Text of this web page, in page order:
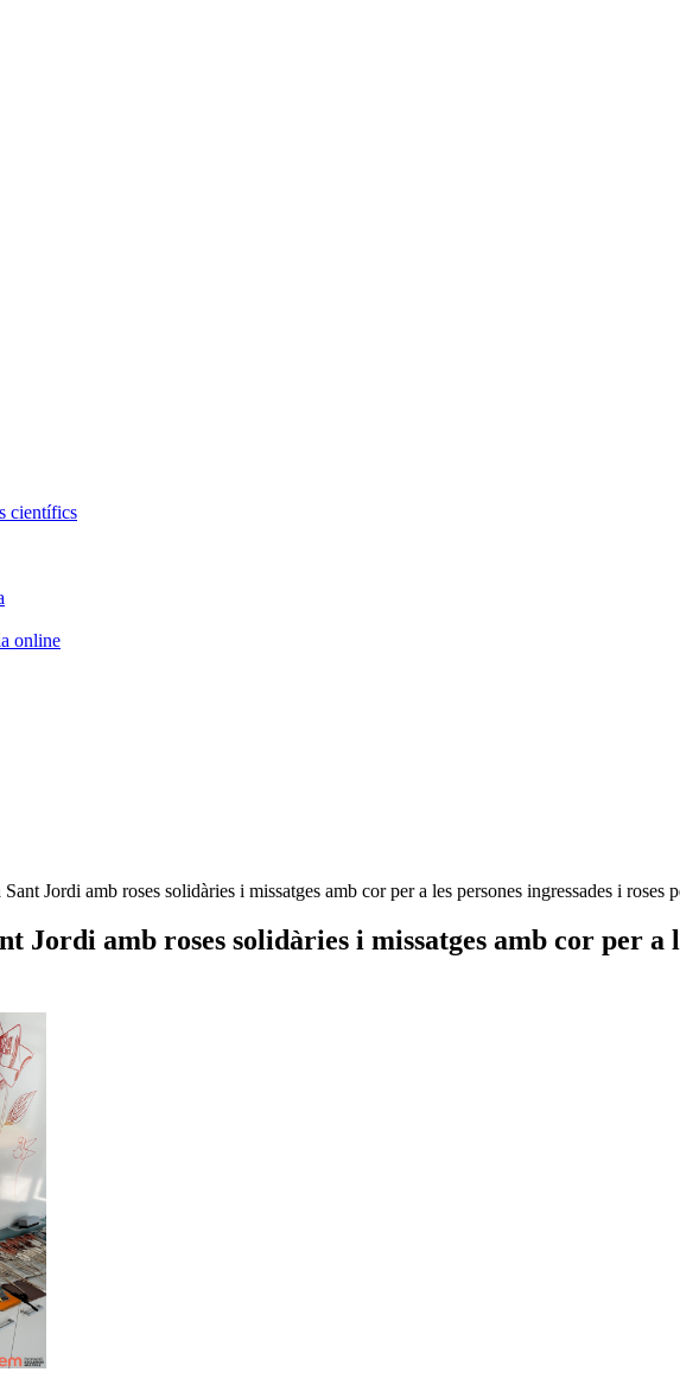
científics
online
Jordi amb roses solidàries i missatges amb cor per a les persones ingressades i roses
Jordi amb roses solidàries i missatges amb cor per a